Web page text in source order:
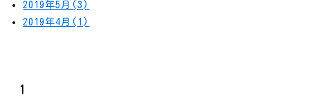
2019年5月(3)
2019年4月(1)
1